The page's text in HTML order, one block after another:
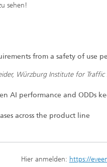
sehen!
from a safety of use
Würzburg Institute for Traffic
AI performance and ODDs
across the product line
Hier anmelden: https://